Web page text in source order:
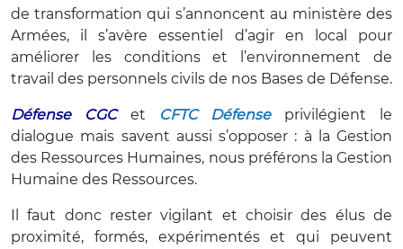
de transformation qui s’annoncent au ministère des
Armées, il s’avère essentiel d’agir en local pour
améliorer les conditions et l’environnement de
travail des personnels civils de nos Bases de Défense.
Défense CGCet CFTC Défenseprivilégient le
dialogue mais savent aussi s’opposer : à la Gestion
des Ressources Humaines, nous préférons la Gestion
Humaine des Ressources.
Il faut donc rester vigilant et choisir des élus de
proximité, formés, expérimentés et qui peuvent